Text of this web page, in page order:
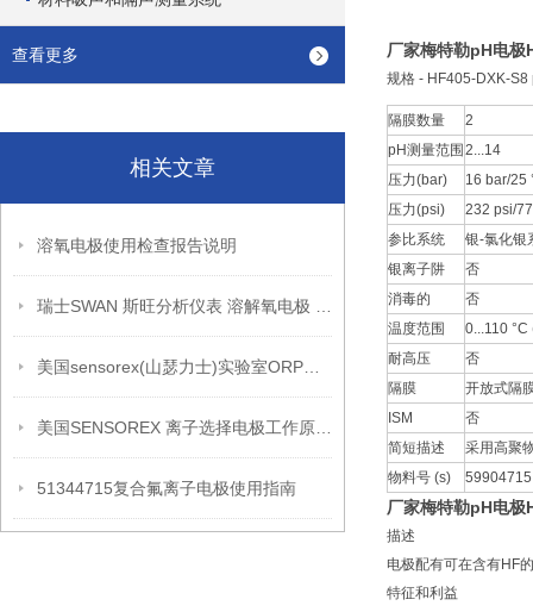
查看更多
相关文章
溶氧电极使用检查报告说明
51344715复合氟离子电极使用指南
厂家梅特勒pH电
规格 - HF405-DXK-S8
隔膜数量
2
pH测量范围 2...14
压力(bar)
16 bar/25
压力(psi)
232 psi/
参比系统
银-氯化银
银离子阱
否
消毒的
否
温度范围
0...110 °C
耐高压
否
隔膜
开放式隔
ISM
否
简短描述
采用高聚
物料号 (s)
59904715
厂家梅特勒pH电
描述
电极配有可在含有HF
特征和利益